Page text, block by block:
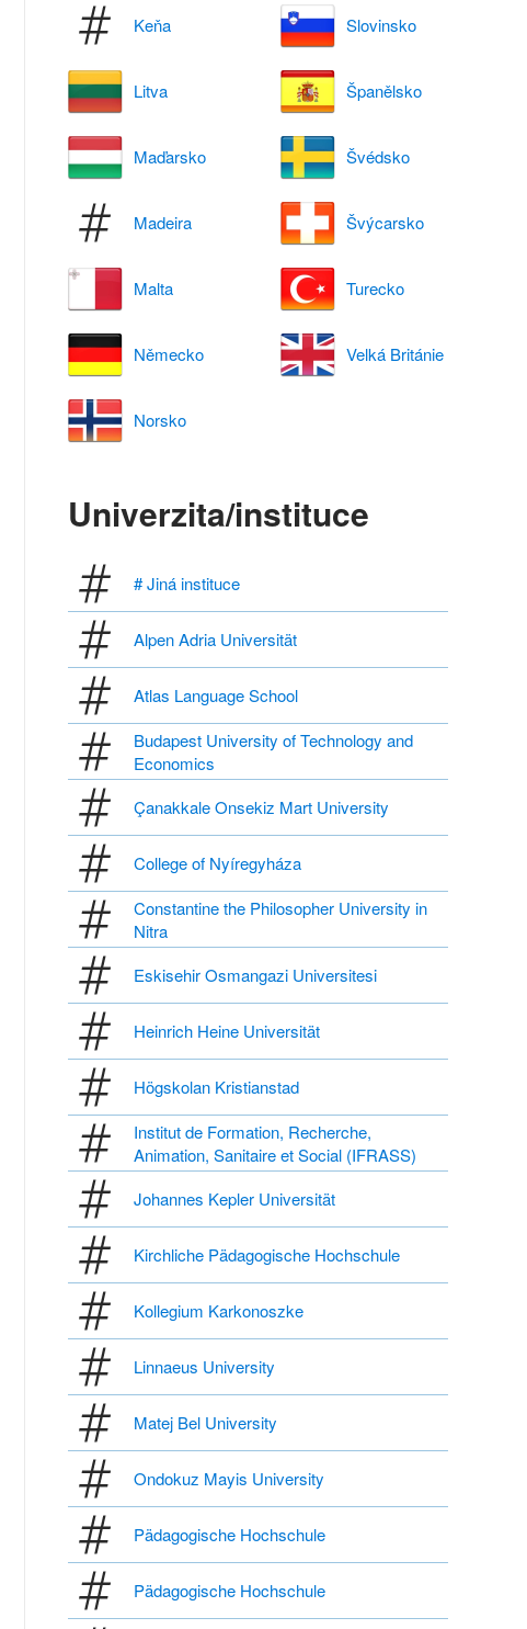
Keňa
Litva
Maďarsko
Madeira
Malta
Německo
Norsko
Slovinsko
Španělsko
Švédsko
Švýcarsko
Turecko
Velká Británie
Univerzita/instituce
# Jiná instituce
Alpen Adria Universität
Atlas Language School
Budapest University of Technology and
Economics
Çanakkale Onsekiz Mart University
College of Nyíregyháza
Constantine the Philosopher University in
Nitra
Eskisehir Osmangazi Universitesi
Heinrich Heine Universität
Högskolan Kristianstad
Institut de Formation, Recherche,
Animation, Sanitaire et Social (IFRASS)
Johannes Kepler Universität
Kirchliche Pädagogische Hochschule
Kollegium Karkonoszke
Linnaeus University
Matej Bel University
Ondokuz Mayis University
Pädagogische Hochschule
Pädagogische Hochschule